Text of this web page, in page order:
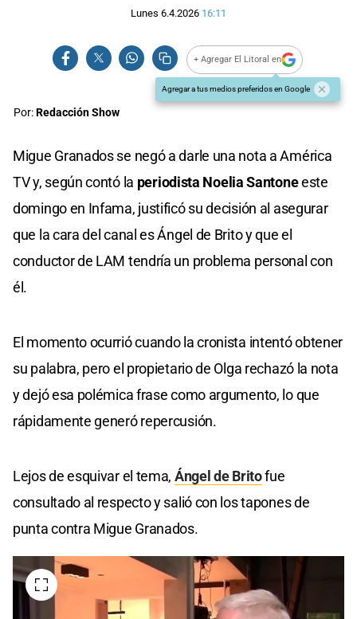
Lunes 6.4.2026 16:11
+ Agregar El Litoral en
Agregar a tus medios preferidos en Google
Por:Redacción Show
Migue Granados se negó a darle una nota a América
TV y, según contó la periodista Noelia Santoneeste
domingo en Infama, justificó su decisión al asegurar
que la cara del canal es Ángel de Brito y que el
conductor de LAM tendría un problema personal con
él.
El momento ocurrió cuando la cronista intentó obtener
su palabra, pero el propietario de Olga rechazó la nota
y dejó esa polémica frase como argumento, lo que
rápidamente generó repercusión.
Lejos de esquivar el tema, Ángel de Britofue
consultado al respecto y salió con los tapones de
punta contra Migue Granados.